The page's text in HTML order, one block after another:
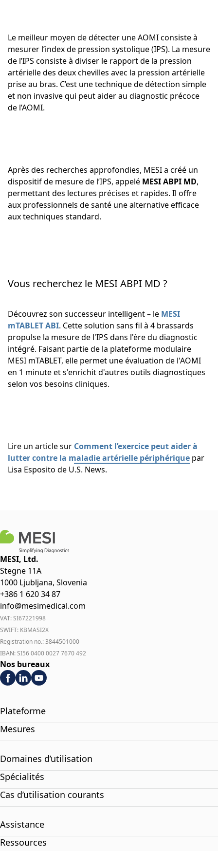
Le meilleur moyen de détecter une AOMI consiste à
mesurer l’index de pression systolique (IPS). La mesure
de l’IPS consiste à diviser le rapport de la pression
artérielle des deux chevilles avec la pression artérielle
prise au bras. C’est une technique de détection simple
et non invasive qui peut aider au diagnostic précoce
de l’AOMI.
Après des recherches approfondies, MESI a créé un
dispositif de mesure de l’IPS, appelé MESI ABPI MD,
permettant des lectures précises et rapides. Il offre
aux professionnels de santé une alternative efficace
aux techniques standard.
Vous recherchez le MESI ABPI MD ?
Découvrez son successeur intelligent – le MESI
mTABLET ABI. Cette solution sans fil à 4 brassards
propulse la mesure de l'IPS dans l'ère du diagnostic
intégré. Faisant partie de la plateforme modulaire
MESI mTABLET, elle permet une évaluation de l'AOMI
en 1 minute et s'enrichit d'autres outils diagnostiques
selon vos besoins cliniques.
Lire un article sur Comment l’exercice peut aider à
lutter contre la maladie artérielle périphérique par
Lisa Esposito de U.S. News.
MESI, Ltd.
Stegne 11A
1000 Ljubljana, Slovenia
+386 1 620 34 87
info@mesimedical.com
VAT: SI67221998
SWIFT: KBMASI2X
Registration no.: 3844501000
IBAN: SI56 0400 0027 7670 492
Nos bureaux
Plateforme
Mesures
Domaines d’utilisation
Spécialités
Cas d’utilisation courants
Assistance
Ressources